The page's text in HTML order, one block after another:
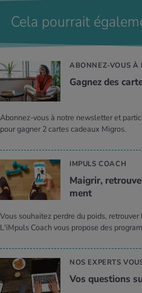
Cela pourrait
ABONNEZ-VOUS À
Gagnez des
Abonnez-vous à notre newsletter et
pour gagner 2 cartes cadeaux Migros.
IMPULS COACH
Mai­grir,
ment
Vous souhaitez perdre du poids,
L'iMpuls Coach vous propose des
NOS EXPERTS
Vos ques­tions